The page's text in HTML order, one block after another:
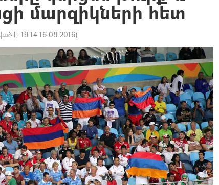
մարզիկների հետ
է: 19:14 16.08.2016)